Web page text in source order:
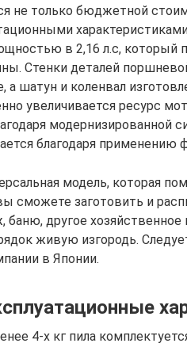
не только бюджетной
в 2,16 л.с, который
Стенки деталей
шатун и коленвал
увеличивается ресурс
модернизированной
благодаря применению
модель, которая
сможете заготовить и
баню, другое
живую изгородь.
в Японии.
4-х кг пила